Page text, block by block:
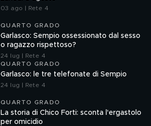
03 ago | Rete 4
QUARTO GRADO
Garlasco: Sempio ossessionato dal sesso
o ragazzo rispettoso?
24 lug | Rete 4
QUARTO GRADO
Garlasco: le tre telefonate di Sempio
24 lug | Rete 4
QUARTO GRADO
La storia di Chico Forti: sconta l'ergastolo
per omicidio